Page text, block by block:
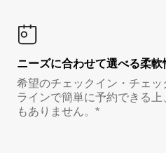
ニーズに合わせて選べる柔軟
希望のチェックイン・チェ
ラインで簡単に予約できる
もありません。*